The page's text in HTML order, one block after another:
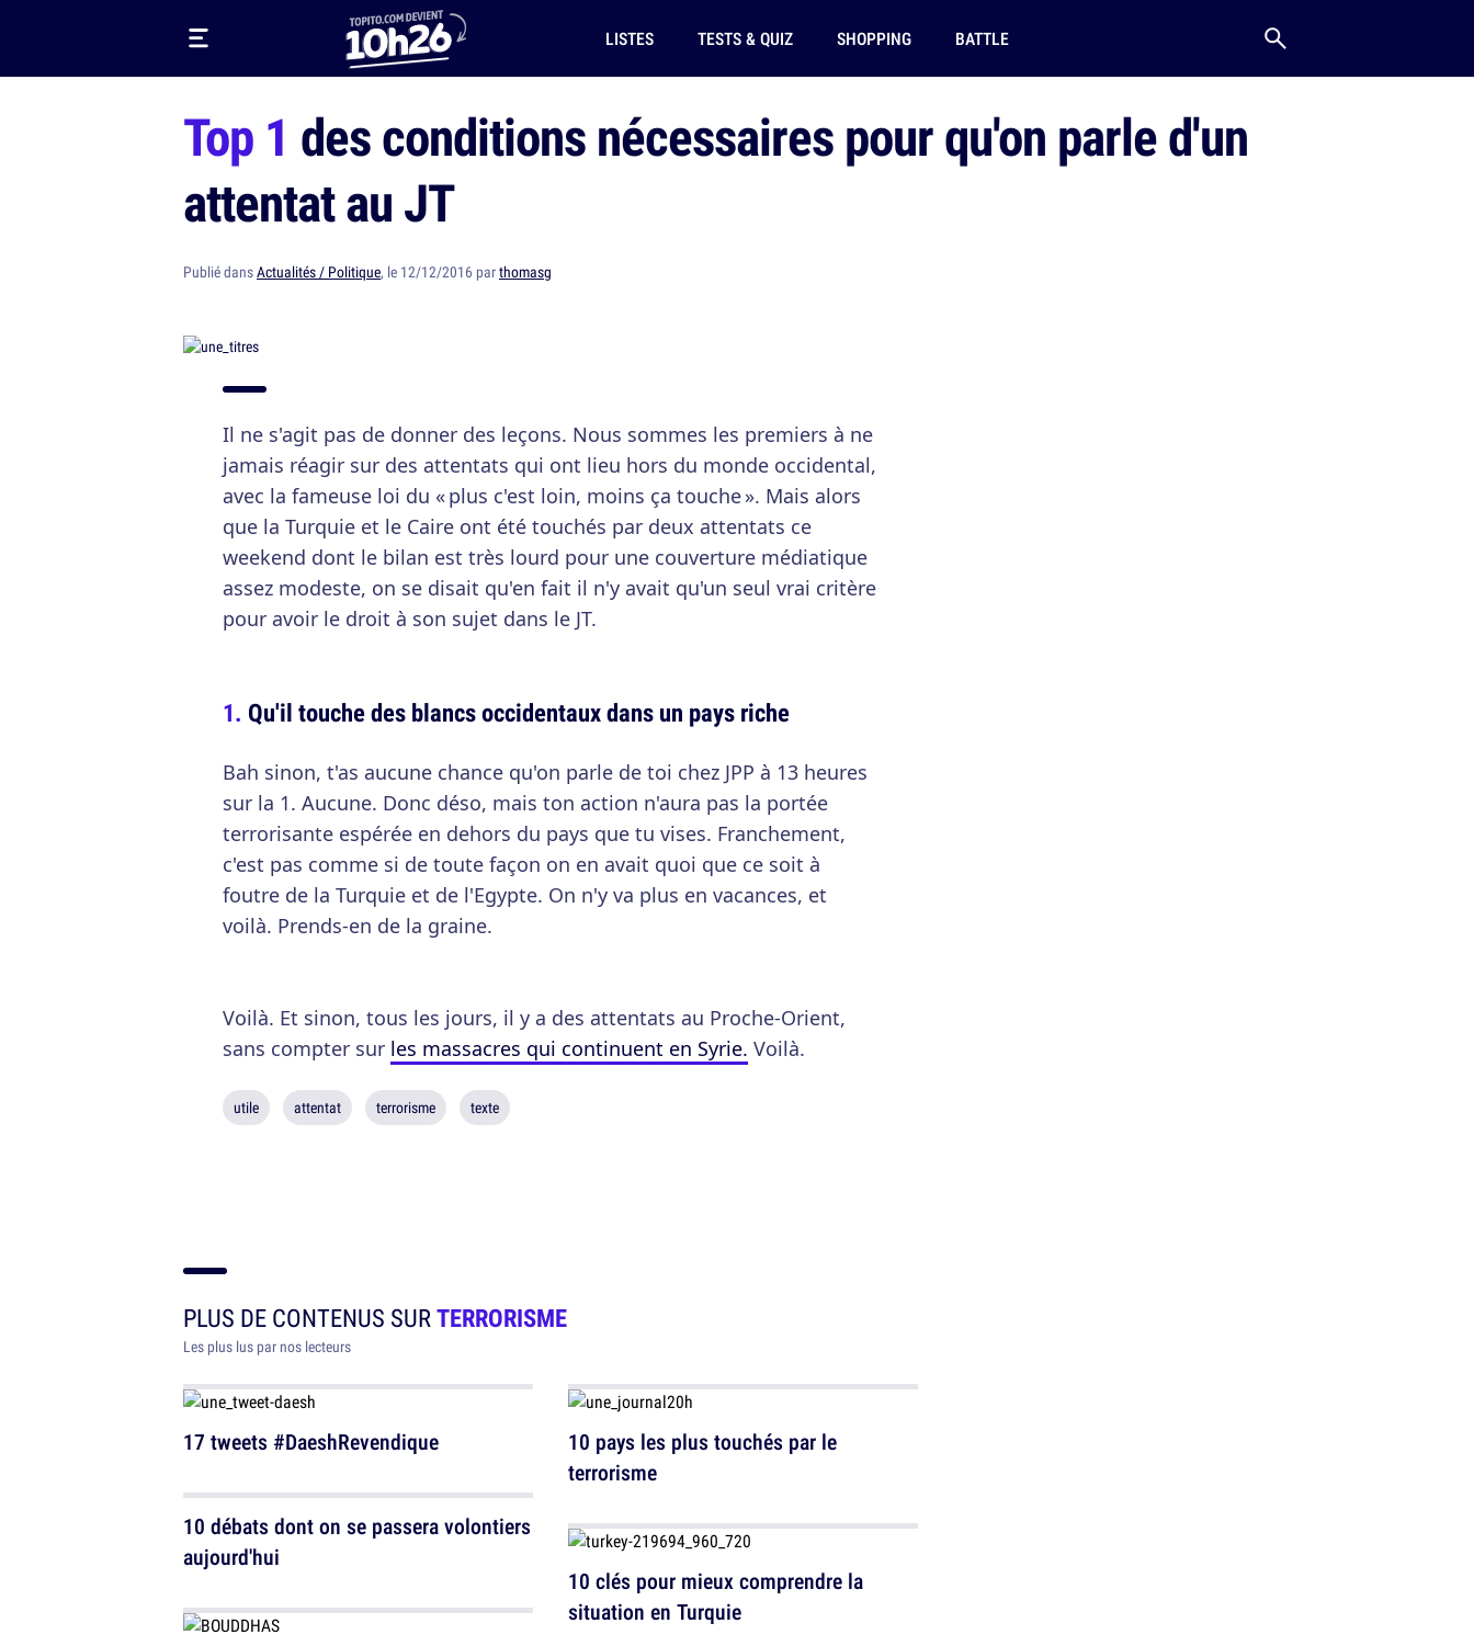
LISTES TESTS & QUIZ SHOPPING BATTLE
Top 1 des conditions nécessaires pour qu'on parle d'un
attentat au JT
Publié dansActualités / Politique, le 12/12/2016 parthomasg
Il ne s'agit pas de donner des leçons. Nous sommes les premiers à ne
jamais réagir sur des attentats qui ont lieu hors du monde occidental,
avec la fameuse loi du « plus c'est loin, moins ça touche ». Mais alors
que la Turquie et le Caire ont été touchés par deux attentats ce
weekend dont le bilan est très lourd pour une couverture médiatique
assez modeste, on se disait qu'en fait il n'y avait qu'un seul vrai critère
pour avoir le droit à son sujet dans le JT.
Qu'il touche des blancs occidentaux dans un pays riche
Bah sinon, t'as aucune chance qu'on parle de toi chez JPP à 13 heures
sur la 1. Aucune. Donc déso, mais ton action n'aura pas la portée
terrorisante espérée en dehors du pays que tu vises. Franchement,
c'est pas comme si de toute façon on en avait quoi que ce soit à
foutre de la Turquie et de l'Egypte. On n'y va plus en vacances, et
voilà. Prends-en de la graine.
Voilà. Et sinon, tous les jours, il y a des attentats au Proche-Orient,
sans compter sur les massacres qui continuent en Syrie. Voilà.
utile attentat terrorisme texte
PLUS DE CONTENUS SURTERRORISME
Les plus lus par nos lecteurs
17 tweets #DaeshRevendique
10 débats dont on se passera volontiers
aujourd'hui
10 pays les plus touchés par le
terrorisme
10 clés pour mieux comprendre la
situation en Turquie